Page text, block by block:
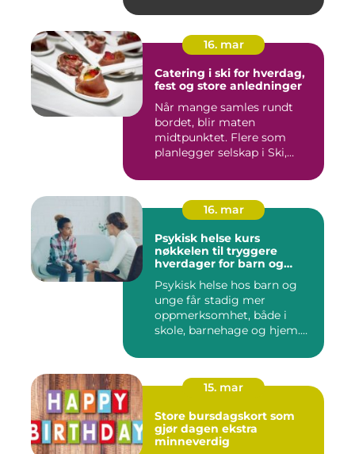
16. mar
Catering i ski for hverdag,
fest og store anledninger
Når mange samles rundt
bordet, blir maten
midtpunktet. Flere som
planlegger selskap i Ski,
16. mar
Psykisk helse kurs
nøkkelen til tryggere
hverdager for barn og
Psykisk helse hos barn og
unge får stadig mer
oppmerksomhet, både i
skole, barnehage og hjem.
15. mar
Store bursdagskort som
gjør dagen ekstra
minneverdig